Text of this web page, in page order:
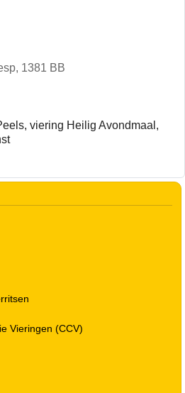
1381 BB
viering Heilig Avondmaal,
Vieringen (CCV)